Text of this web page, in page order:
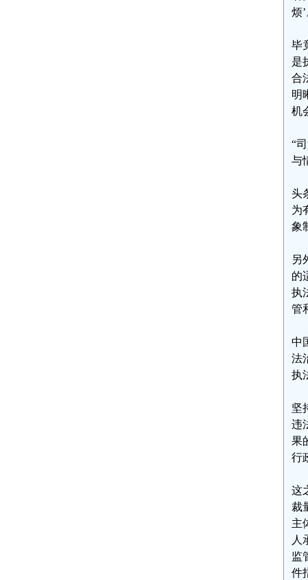
烦
毕
是
合
明
机
“
与
头
为
象
另
的
执
管
中
法
执
坚
违
果
行
这
裁
主
人
监
件